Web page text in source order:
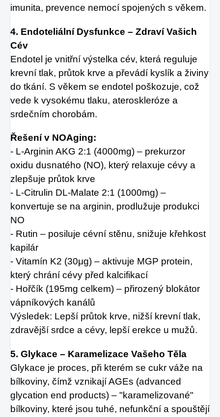
imunita, prevence nemocí spojených s věkem.
4. Endoteliální Dysfunkce – Zdraví Vašich
Cév
Endotel je vnitřní výstelka cév, která reguluje
krevní tlak, průtok krve a převádí kyslík a živiny
do tkání. S věkem se endotel poškozuje, což
vede k vysokému tlaku, ateroskleróze a
srdečním chorobám.
Řešení v NOAging:
- L-Arginin AKG 2:1 (4000mg) – prekurzor
oxidu dusnatého (NO), který relaxuje cévy a
zlepšuje průtok krve
- L-Citrulin DL-Malate 2:1 (1000mg) –
konvertuje se na arginin, prodlužuje produkci
NO
- Rutin – posiluje cévní stěnu, snižuje křehkost
kapilár
- Vitamín K2 (30μg) – aktivuje MGP protein,
který chrání cévy před kalcifikací
- Hořčík (195mg celkem) – přirozený blokátor
vápníkových kanálů
Výsledek: Lepší průtok krve, nižší krevní tlak,
zdravější srdce a cévy, lepší erekce u mužů.
5. Glykace – Karamelizace Vašeho Těla
Glykace je proces, při kterém se cukr váže na
bílkoviny, čímž vznikají AGEs (advanced
glycation end products) – "karamelizované"
bílkoviny, které jsou tuhé, nefunkční a spouštějí